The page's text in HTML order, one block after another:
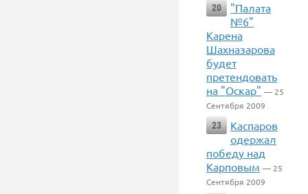
20
"Палата
№6"
Карена
Шахназарова
будет
претендовать
на "Оскар" — 25
Сентября 2009
23
Каспаров
одержал
победу над
Карповым — 25
Сентября 2009